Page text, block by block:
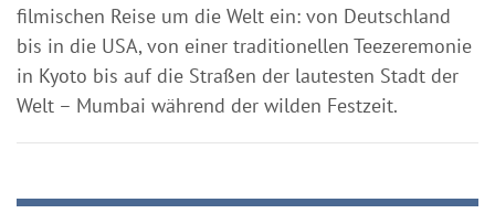
filmischen Reise um die Welt ein: von Deutschland
bis in die USA, von einer traditionellen Teezeremonie
in Kyoto bis auf die Straßen der lautesten Stadt der
Welt – Mumbai während der wilden Festzeit.